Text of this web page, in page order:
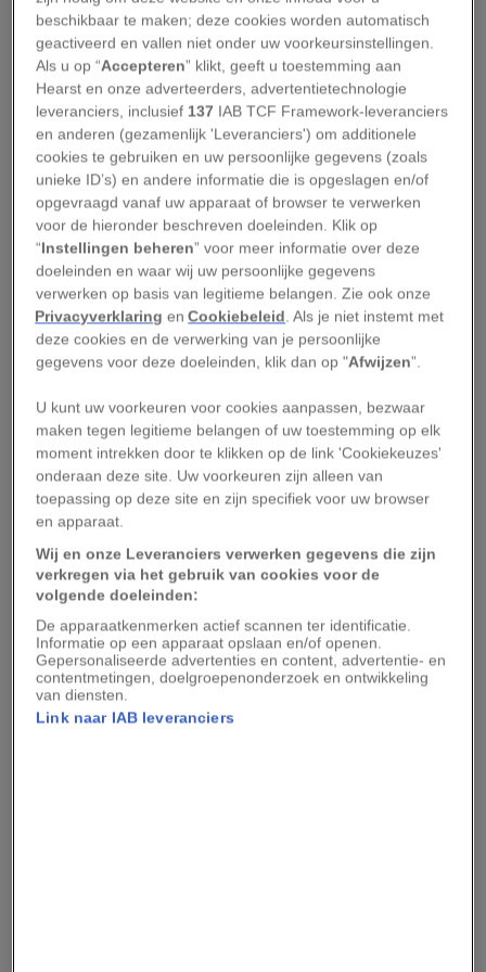
van een stabiel klimaat.
Nu brengen we daar verandering in. We zijn niet
langer stabiel. We brengen de planeet in een
andere toestand en we doen dat met ruim zeven
miljard mensen. We kunnen onszelf niet zo snel
veranderen als het klimaat dat doet.
President Trumps voorstel om het defensiebudget
met 54 miljard dollar te verhogen wordt bekostigd
door bezuinigingen op andere overheidsuitgaven,
waaronder aanzienlijke bezuinigingen op
wetenschappelijk onderzoek en
klimaatprogramma’s. Wat betekent deze
benadering voor iemand die 32 jaar bij de marine
heeft gezeten?
Tot nu toe bekostigden presidenten een hoger
defensiebudget met hogere belastingen en een
hogere schuldenlast. Je haalt het geld niet weg
bij piepkleine programma’s om het
defensiebudget aan te vullen. Defensie in de VS,
dat is zeshonderd miljard dollar. Het doet
denken aan de cartoon van die enorm dikke man
op het ene uiteinde van een wip, en allemaal
beschikbaar te maken; deze cookies worden automatisch
geactiveerd en vallen niet onder uw voorkeursinstellingen.
Als u op “Accepteren” klikt, geeft u toestemming aan
Hearst en onze adverteerders, advertentietechnologie
leveranciers, inclusief 137 IAB TCF Framework-leveranciers
en anderen (gezamenlijk 'Leveranciers') om additionele
cookies te gebruiken en uw persoonlijke gegevens (zoals
unieke ID’s) en andere informatie die is opgeslagen en/of
opgevraagd vanaf uw apparaat of browser te verwerken
voor de hieronder beschreven doeleinden. Klik op
“Instellingen beheren” voor meer informatie over deze
doeleinden en waar wij uw persoonlijke gegevens
verwerken op basis van legitieme belangen. Zie ook onze
Privacyverklaring enCookiebeleid. Als je niet instemt met
deze cookies en de verwerking van je persoonlijke
gegevens voor deze doeleinden, klik dan op "Afwijzen”.
U kunt uw voorkeuren voor cookies aanpassen, bezwaar
maken tegen legitieme belangen of uw toestemming op elk
moment intrekken door te klikken op de link 'Cookiekeuzes'
onderaan deze site. Uw voorkeuren zijn alleen van
toepassing op deze site en zijn specifiek voor uw browser
en apparaat.
Wij en onze Leveranciers verwerken gegevens die zijn
verkregen via het gebruik van cookies voor de
volgende doeleinden:
De apparaatkenmerken actief scannen ter identificatie.
Informatie op een apparaat opslaan en/of openen.
Gepersonaliseerde advertenties en content, advertentie- en
contentmetingen, doelgroepenonderzoek en ontwikkeling
van diensten.
Link naar IAB leveranciers